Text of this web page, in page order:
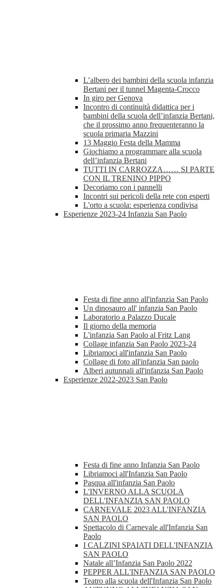
L’albero dei bambini della scuola infanzia
Bertani per il tunnel Magenta-Crocco
In giro per Genova
Incontro di continuità didattica per i
bambini della scuola dell’infanzia Bertani,
che il prossimo anno frequenteranno la
scuola primaria Mazzini
13 Maggio Festa della Mamma
Giochiamo a programmare alla scuola
dell’infanzia Bertani
TUTTI IN CARROZZA…… SI PARTE
CON IL TRENINO PIPPO
Decoriamo con i pannelli
Incontri sui pericoli della rete con esperti
L'orto a scuola: esperienza condivisa
Esperienze 2023-24 Infanzia San Paolo
Festa di fine anno all'infanzia San Paolo
Un dinosauro all' infanzia San Paolo
Laboratorio a Palazzo Ducale
Il giorno della memoria
L'infanzia San Paolo al Fritz Lang
Collage infanzia San Paolo 2023-24
Libriamoci all'infanzia San Paolo
Collage di foto all'infanzia San paolo
Alberi autunnali all'infanzia San Paolo
Esperienze 2022-2023 San Paolo
Festa di fine anno Infanzia San Paolo
Libriamoci all'Infanzia San Paolo
Pasqua all'infanzia San Paolo
L'INVERNO ALLA SCUOLA
DELL'INFANZIA SAN PAOLO
CARNEVALE 2023 ALL'INFANZIA
SAN PAOLO
Spettacolo di Carnevale all'Infanzia San
Paolo
I CALZINI SPAIATI DELL'INFANZIA
SAN PAOLO
Natale all’Infanzia San Paolo 2022
PEPPER ALL'INFANZIA SAN PAOLO
Teatro alla scuola dell'Infanzia San Paolo